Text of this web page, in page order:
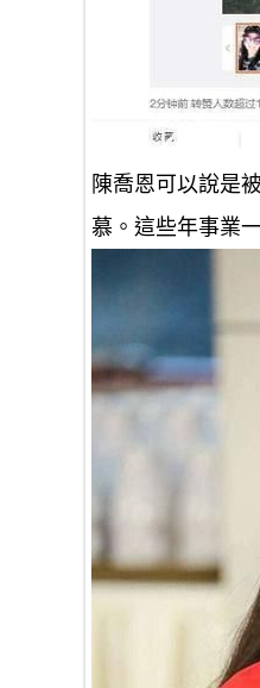
陳喬恩可以說是
慕。這些年事業